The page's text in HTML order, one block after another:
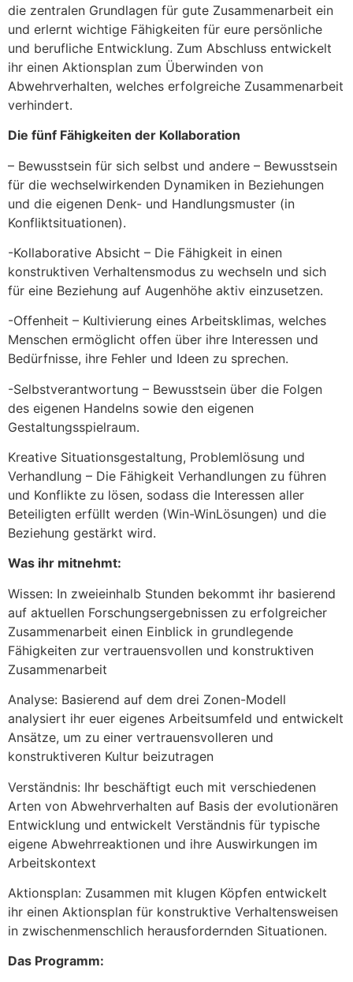
die zentralen Grundlagen für gute Zusammenarbeit ein
und erlernt wichtige Fähigkeiten für eure persönliche
und berufliche Entwicklung. Zum Abschluss entwickelt
ihr einen Aktionsplan zum Überwinden von
Abwehrverhalten, welches erfolgreiche Zusammenarbeit
verhindert.
Die fünf Fähigkeiten der Kollaboration
– Bewusstsein für sich selbst und andere – Bewusstsein
für die wechselwirkenden Dynamiken in Beziehungen
und die eigenen Denk- und Handlungsmuster (in
Konfliktsituationen).
-Kollaborative Absicht – Die Fähigkeit in einen
konstruktiven Verhaltensmodus zu wechseln und sich
für eine Beziehung auf Augenhöhe aktiv einzusetzen.
-Offenheit – Kultivierung eines Arbeitsklimas, welches
Menschen ermöglicht offen über ihre Interessen und
Bedürfnisse, ihre Fehler und Ideen zu sprechen.
-Selbstverantwortung – Bewusstsein über die Folgen
des eigenen Handelns sowie den eigenen
Gestaltungsspielraum.
Kreative Situationsgestaltung, Problemlösung und
Verhandlung – Die Fähigkeit Verhandlungen zu führen
und Konflikte zu lösen, sodass die Interessen aller
Beteiligten erfüllt werden (Win-WinLösungen) und die
Beziehung gestärkt wird.
Was ihr mitnehmt:
Wissen: In zweieinhalb Stunden bekommt ihr basierend
auf aktuellen Forschungsergebnissen zu erfolgreicher
Zusammenarbeit einen Einblick in grundlegende
Fähigkeiten zur vertrauensvollen und konstruktiven
Zusammenarbeit
Analyse: Basierend auf dem drei Zonen-Modell
analysiert ihr euer eigenes Arbeitsumfeld und entwickelt
Ansätze, um zu einer vertrauensvolleren und
konstruktiveren Kultur beizutragen
Verständnis: Ihr beschäftigt euch mit verschiedenen
Arten von Abwehrverhalten auf Basis der evolutionären
Entwicklung und entwickelt Verständnis für typische
eigene Abwehrreaktionen und ihre Auswirkungen im
Arbeitskontext
Aktionsplan: Zusammen mit klugen Köpfen entwickelt
ihr einen Aktionsplan für konstruktive Verhaltensweisen
in zwischenmenschlich herausfordernden Situationen.
Das Programm: